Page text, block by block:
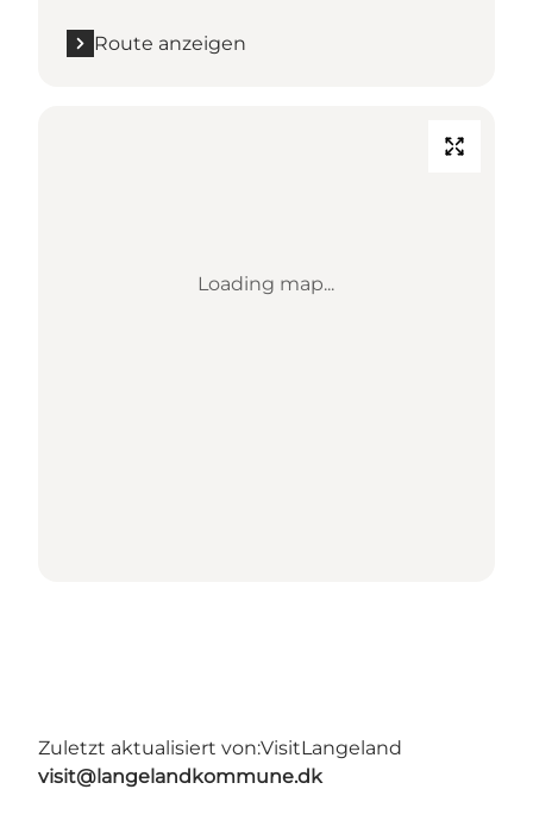
Route anzeigen
Loading map...
Zuletzt aktualisiert von:VisitLangeland
visit@langelandkommune.dk